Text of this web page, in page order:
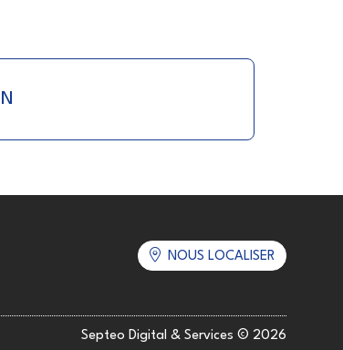
NOUS LOCALISER
Septeo Digital & Services © 2026